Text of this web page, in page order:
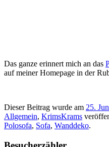
Das ganze erinnert mich an das
auf meiner Homepage in der
Dieser Beitrag wurde am 25.
Allgemein, KrimsKrams
Polosofa, Sofa, Wanddeko.